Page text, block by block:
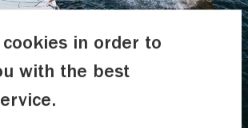
WATERSPORT
in order to
with the best